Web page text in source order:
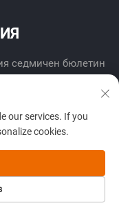
седмичен бюлетин
our services. If you
cookies.